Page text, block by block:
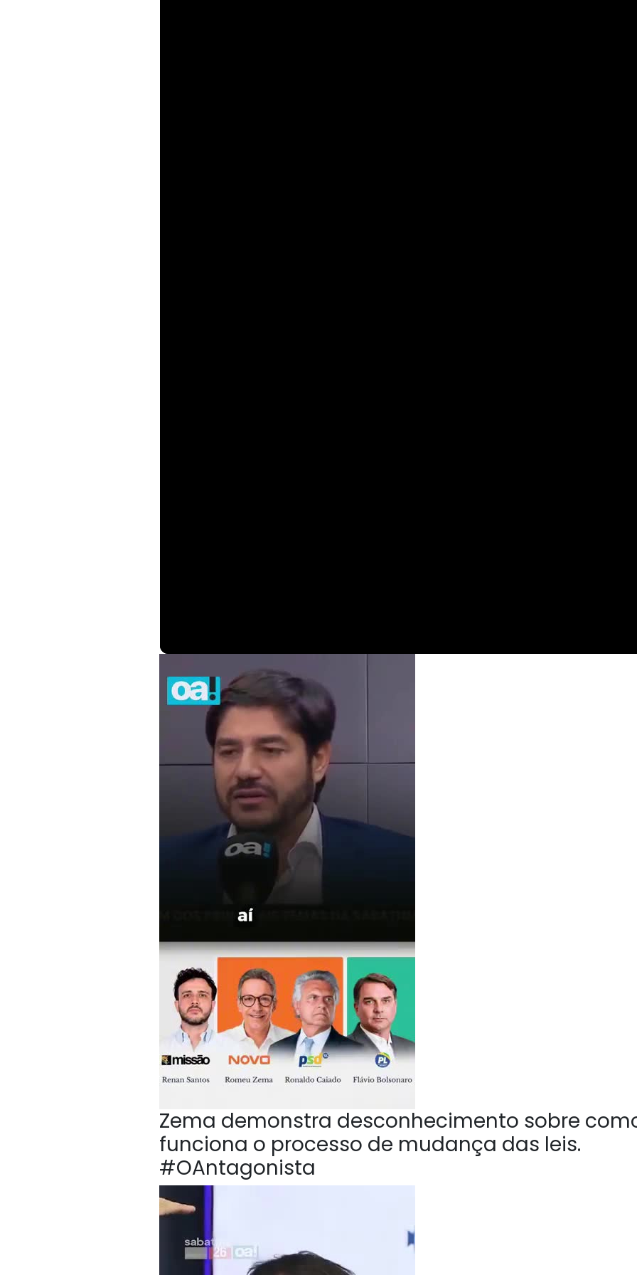
Zema demonstra desconhecimento sobre
funciona o processo de mudança das leis.
#OAntagonista